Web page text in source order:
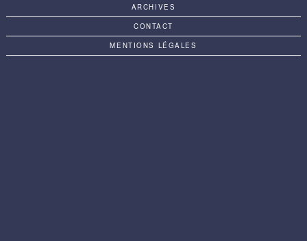
ARCHIVES
CONTACT
MENTIONS LÉGALES